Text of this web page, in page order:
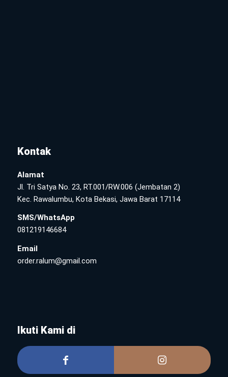
Kontak
Alamat
Jl. Tri Satya No. 23, RT.001/RW.006 (Jembatan 2)
Kec. Rawalumbu, Kota Bekasi, Jawa Barat 17114
SMS/WhatsApp
081219146684
Email
order.ralum@gmail.com
Ikuti Kami di